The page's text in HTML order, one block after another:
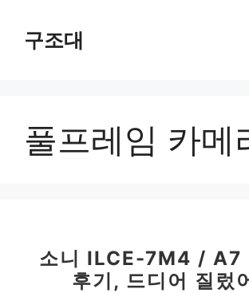
구조대
풀프레임 카메
소니 ILCE-7M4 / A7
후기, 드디어 질렀